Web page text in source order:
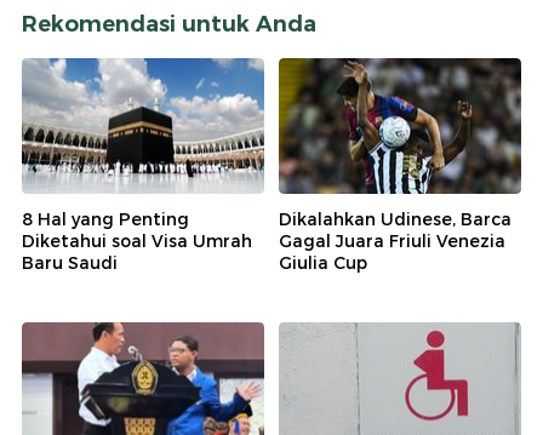
Rekomendasi untuk Anda
8 Hal yang Penting
Diketahui soal Visa Umrah
Baru Saudi
Dikalahkan Udinese, Barca
Gagal Juara Friuli Venezia
Giulia Cup